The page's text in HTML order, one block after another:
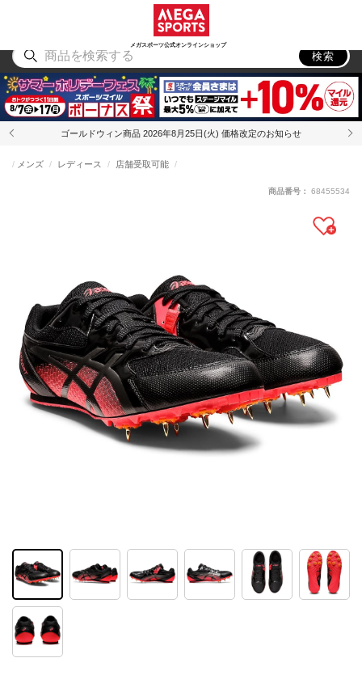
メガスポーツ公式オンラインショップ
アウトドア
検索
ゴールドウィン商品 2026年8月25日(火) 価格改定のお知らせ
メンズ レディース 店舗受取可能
商品番号： 68455534